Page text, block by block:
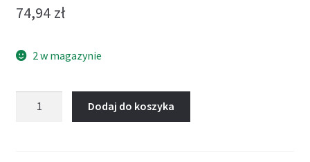
74,94 zł
2 w magazynie
Dodaj do koszyka